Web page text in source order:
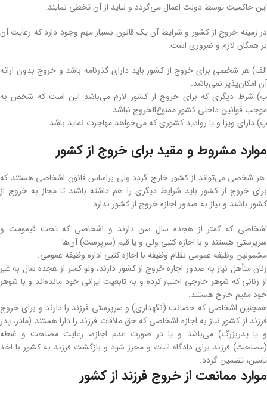
این حاکمیت توسط دولت اعمال می‌گردد و نباید از آن تخطی نمایند.
در زمینه خروج از کشور و شرایط آن یک قانون بسیار مهم وجود دارد که رعایت آن
بر همگان لازم و ضروری است:
الف) هر شخصی برای خروج از کشور باید دارای گذرنامه باشد و خروج بدون ارائه
آن امکان‌پذیر نمی‌باشد.
ب) شرط دیگری که برای خروج از کشور لازم می‌باشد این است که شخص به
موجب قوانین داخلی کشور ممنوع‌الخروج نباشد.
پ) دارای ویزا و یا روادید کشوری که می‌خواهد مهاجرت نماید باشد.
موارد مشروط و مقید برای خروج از کشور
هر شخصی می‌تواند از کشور خارج گردد ولی براساس قانون اشخاصی هستند که
برای خروج از کشور باید شرایط دیگری را هم داشته باشند تا مجاز به خروج از
کشور باشند و نیاز به صدور اجازه خروج از کشور ندارد.
اشخاصی که کمتر از هجده سال سن دارند و اشخاصی که تحت قیمومت و
سرپرستی هستند و با اجازه کتبی ولی و یا قیم (سرپرست) آن‌ها
مشمولین وظیفه عمومی نظام وظیفه با اجازه کتبی اداره وظیفه عمومی.
زنان متأهل نیاز به صدور اجازه خروج از کشور دارند، ولو کمتر از هجده سال به غیر
از زنانی که شوهر خارجی اختیار کرده و به تابعیت ایرانی خود مانده‌اند و با شوهر
خود مقیم خارج هستند.
همچنین اشخاصی که حضانت (نگهداری) و سرپرستی فرزند را دارند و برای خروج
فرزند از کشور نیاز به اجازه اشخاصی که حق ملاقات فرزند را دارا هستند (مادر، پدر
و یا پدربزرگ) می‌باشد و یا در صورت عدم اجازه، رعایت مصلحت و غبطه
(مصلحت) فرزند برای دادگاه اثبات و محرز شود و بازگشت فرزند به کشور با اخذ
تامین، تضمین گردد.
موارد ممانعت از خروج فرزند از کشور